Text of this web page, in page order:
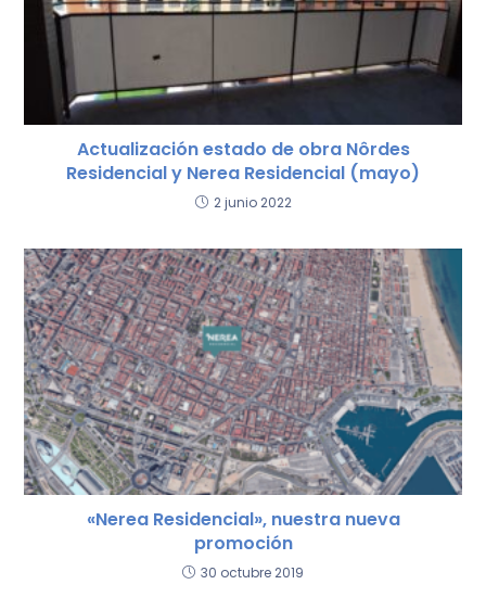
Actualización estado de obra Nôrdes
Residencial y Nerea Residencial (mayo)
2 junio 2022
«Nerea Residencial», nuestra nueva
promoción
30 octubre 2019